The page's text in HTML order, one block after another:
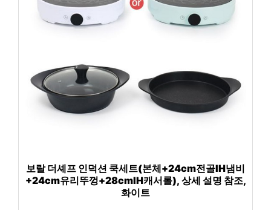
보랄 더셰프 인덕션 쿡세트(본체+24cm전골IH냄비
+24cm유리뚜껑+28cmIH캐서롤), 상세 설명 참조,
화이트